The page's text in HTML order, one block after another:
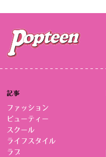
記事
ファッション
ビューティー
スクール
ライフスタイル
ラブ